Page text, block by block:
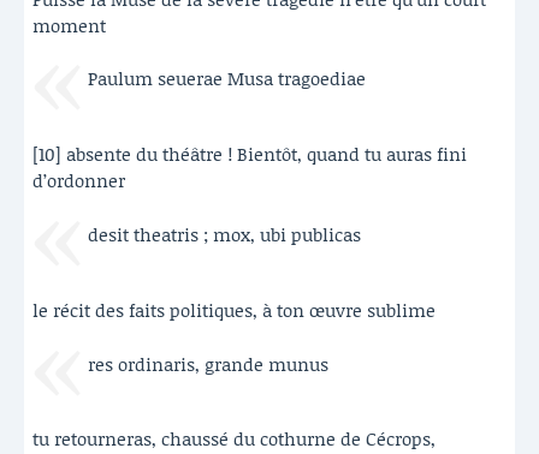
moment
Paulum seuerae Musa tragoediae
[10] absente du théâtre ! Bientôt, quand tu auras fini
d’ordonner
desit theatris ; mox, ubi publicas
le récit des faits politiques, à ton œuvre sublime
res ordinaris, grande munus
tu retourneras, chaussé du cothurne de Cécrops,